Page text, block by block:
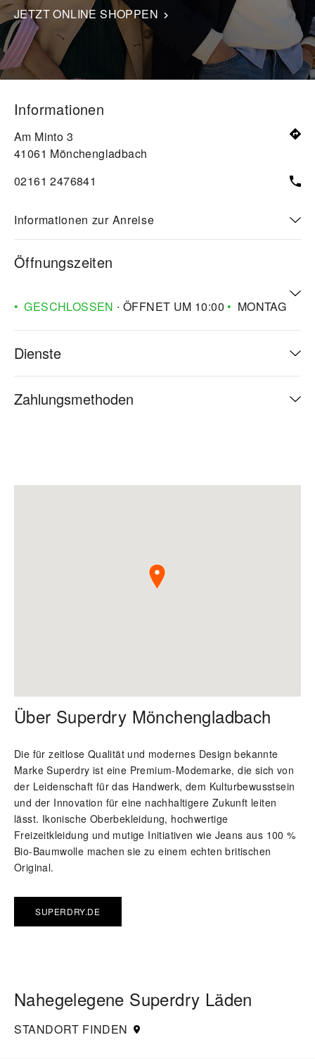
JETZT ONLINE SHOPPEN
Informationen
Am Minto 3
41061 Mönchengladbach
02161 2476841
Informationen zur Anreise
Öffnungszeiten
GESCHLOSSEN ∙ ÖFFNET UM 10:00 MONTAG
Dienste
Zahlungsmethoden
Über Superdry Mönchengladbach
Die für zeitlose Qualität und modernes Design bekannte
Marke Superdry ist eine Premium-Modemarke, die sich von
der Leidenschaft für das Handwerk, dem Kulturbewusstsein
und der Innovation für eine nachhaltigere Zukunft leiten
lässt. Ikonische Oberbekleidung, hochwertige
Freizeitkleidung und mutige Initiativen wie Jeans aus 100 %
Bio-Baumwolle machen sie zu einem echten britischen
Original.
SUPERDRY.DE
Nahegelegene Superdry Läden
STANDORT FINDEN